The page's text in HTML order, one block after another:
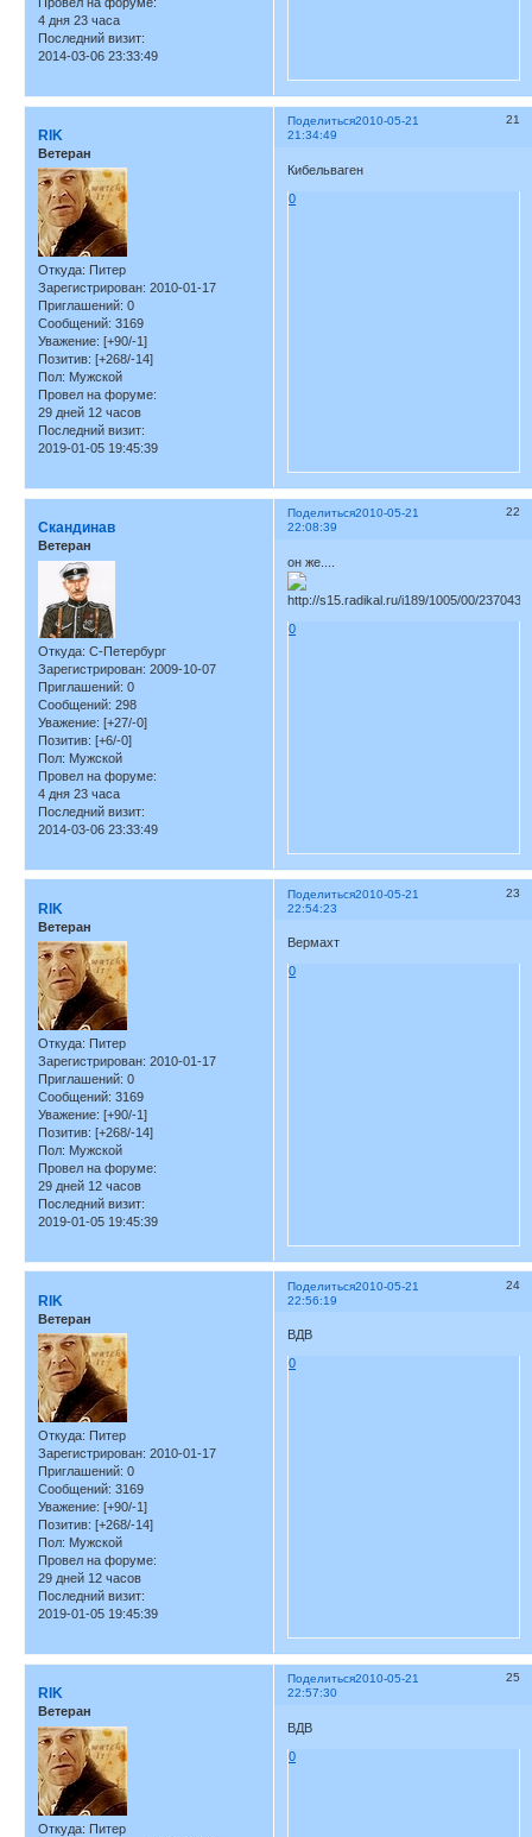
4 дня 23 часа
Последний визит:
2014-03-06 23:33:49
Поделиться 21
2010-05-21
21:34:49
RIK
Ветеран
Откуда: Питер
Зарегистрирован: 2010-01-17
Приглашений: 0
Сообщений: 3169
Уважение: [+90/-1]
Позитив: [+268/-14]
Пол: Мужской
Провел на форуме:
29 дней 12 часов
Последний визит:
2019-01-05 19:45:39
Кибельваген
0
Поделиться 22
2010-05-21
22:08:39
Скандинав
Ветеран
Откуда: С-Петербург
Зарегистрирован: 2009-10-07
Приглашений: 0
Сообщений: 298
Уважение: [+27/-0]
Позитив: [+6/-0]
Пол: Мужской
Провел на форуме:
4 дня 23 часа
Последний визит:
2014-03-06 23:33:49
он же....
0
Поделиться 23
2010-05-21
22:54:23
RIK
Ветеран
Откуда: Питер
Зарегистрирован: 2010-01-17
Приглашений: 0
Сообщений: 3169
Уважение: [+90/-1]
Позитив: [+268/-14]
Пол: Мужской
Провел на форуме:
29 дней 12 часов
Последний визит:
2019-01-05 19:45:39
Вермахт
0
Поделиться 24
2010-05-21
22:56:19
RIK
Ветеран
Откуда: Питер
Зарегистрирован: 2010-01-17
Приглашений: 0
Сообщений: 3169
Уважение: [+90/-1]
Позитив: [+268/-14]
Пол: Мужской
Провел на форуме:
29 дней 12 часов
Последний визит:
2019-01-05 19:45:39
ВДВ
0
Поделиться 25
2010-05-21
22:57:30
RIK
Ветеран
Откуда: Питер
ВДВ
0